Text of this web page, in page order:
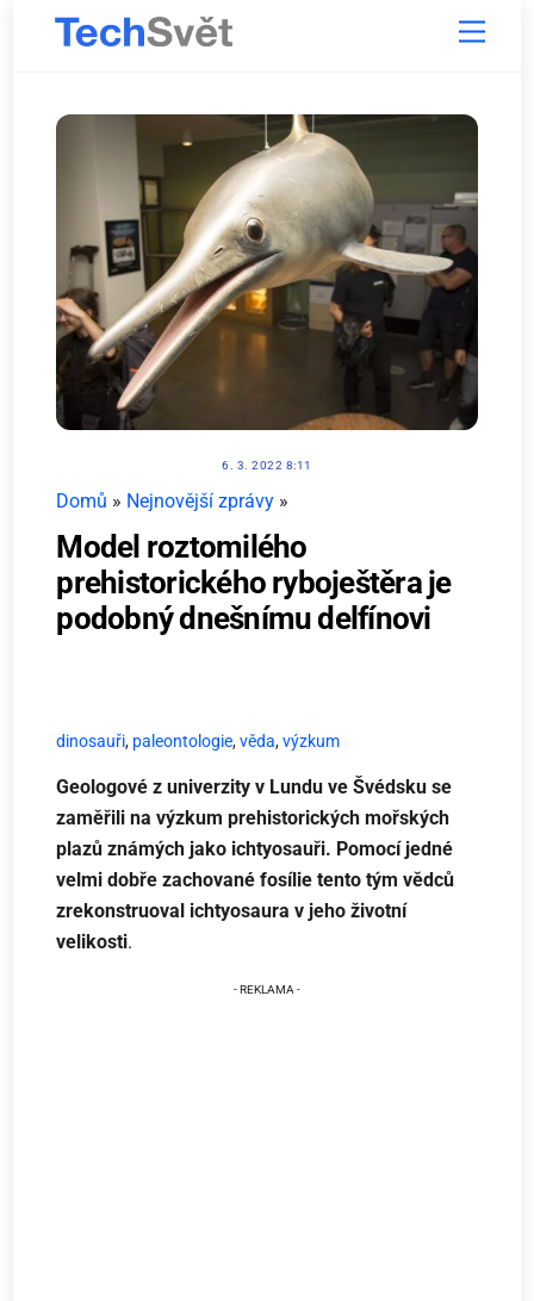
Menu
6. 3. 2022 8:11
Domů » Nejnovější zprávy »
Model roztomilého
prehistorického ryboještěra je
podobný dnešnímu delfínovi
dinosauři, paleontologie,věda,výzkum
Geologové z univerzity v Lundu ve Švédsku se
zaměřili na výzkum prehistorických mořských
plazů známých jako ichtyosauři. Pomocí jedné
velmi dobře zachované fosílie tento tým vědců
zrekonstruoval ichtyosaura v jeho životní
velikosti.